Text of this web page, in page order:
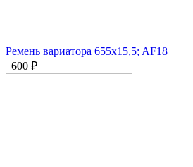
Ремень вариатора 655x15,5; AF18
600 ₽